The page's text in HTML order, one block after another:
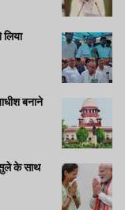
बनाने
सुले के साथ